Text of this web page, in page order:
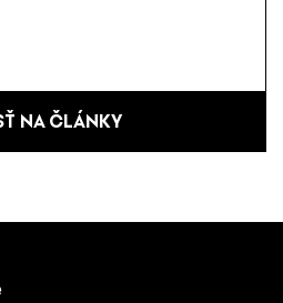
NA ČLÁNKY